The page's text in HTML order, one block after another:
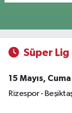
Süper
15 Mayıs, Cuma
Rizespor -